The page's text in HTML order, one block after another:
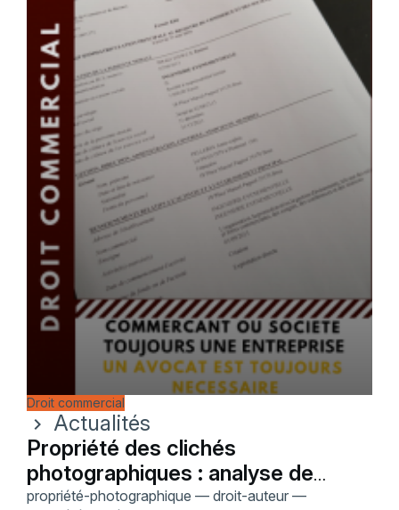
Droit commercial
chevron_right
Actualités
Propriété des clichés
photographiques : analyse de
l'arrêt du 28 octobre 2015
propriété-photographique — droit-auteur —